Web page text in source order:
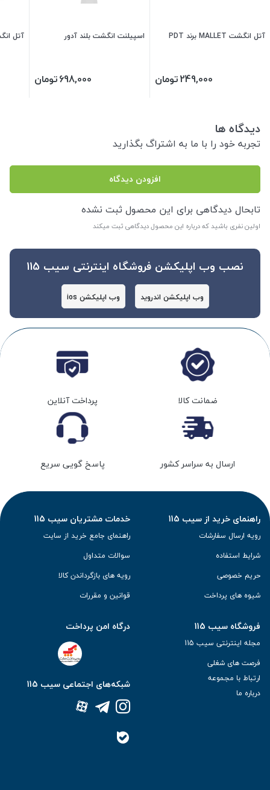
آتل انگشت MALLET برند PDT
249,000تومان
اسپیلنت انگشت بلند آدور
698,000تومان
آتل
دیدگاه ها
تجربه خود را با ما به اشتراگ بگذارید
افزودن دیدگاه
تابحال دیدگاهی برای این محصول ثبت نشده
اولین نفری باشید که درباره این محصول دیدگاهی ثبت میکند
نصب وب اپلیکشن فروشگاه اینترنتی سیب 115
وب اپلیکشن اندروید وب اپلیکشن ios
ضمانت کالا پرداخت آنلاین
ارسال به سراسر کشور پاسخ گویی سریع
راهنمای خرید از سیب 115
رویه ارسال سفارشات
شرایط استفاده
حریم خصوصی
شیوه های پرداخت
خدمات مشتریان سیب 115
راهنمای جامع خرید از سایت
سوالات متداول
رویه های بازگرداندن کالا
قوانین و مقررات
فروشگاه سیب 115
مجله اینترنتی سیب 115
فرصت های شغلی
ارتباط با مجموعه
درباره ما
درگاه امن پرداخت
شبکه‌های اجتماعی سیب 115